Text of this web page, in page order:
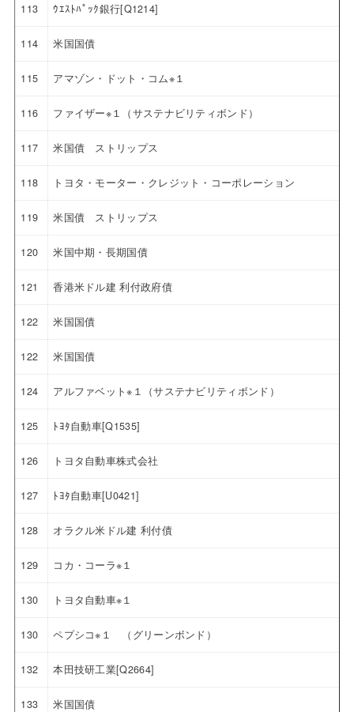
113 ｳｴｽﾄﾊﾟｯｸ銀行[Q1214]
114 米国国債
115 アマゾン・ドット・コム※１
116 ファイザー※１（サステナビリティボンド）
117 米国債 ストリップス
118 トヨタ・モーター・クレジット・コーポレーション
119 米国債 ストリップス
120 米国中期・長期国債
121 香港米ドル建 利付政府債
122 米国国債
122 米国国債
124 アルファベット※１（サステナビリティボンド）
125 ﾄﾖﾀ自動車[Q1535]
126 トヨタ自動車株式会社
127 ﾄﾖﾀ自動車[U0421]
128 オラクル米ドル建 利付債
129 コカ・コーラ※１
130 トヨタ自動車※１
130 ペプシコ※１ （グリーンボンド）
132 本田技研工業[Q2664]
133 米国国債